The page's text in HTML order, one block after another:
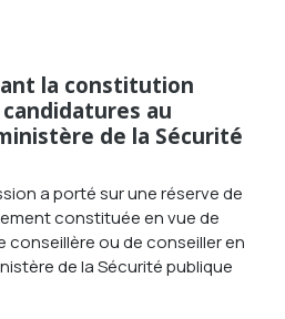
la constitution
au
de la Sécurité
a porté sur une réserve de
constituée en vue de
conseillère ou de conseiller en
de la Sécurité publique